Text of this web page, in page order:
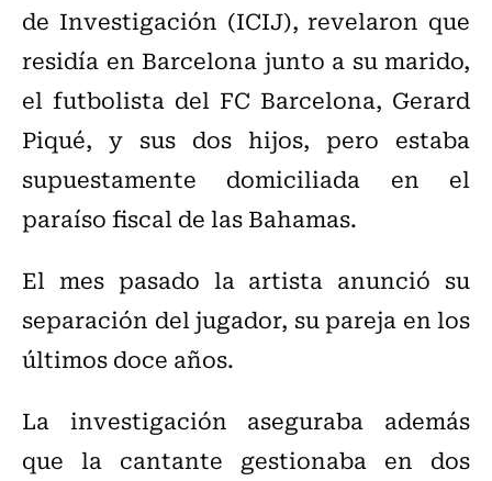
de Investigación (ICIJ), revelaron que
residía en Barcelona junto a su marido,
el futbolista del FC Barcelona, Gerard
Piqué, y sus dos hijos, pero estaba
supuestamente domiciliada en el
paraíso fiscal de las Bahamas.
El mes pasado la artista anunció su
separación del jugador, su pareja en los
últimos doce años.
La investigación aseguraba además
que la cantante gestionaba en dos